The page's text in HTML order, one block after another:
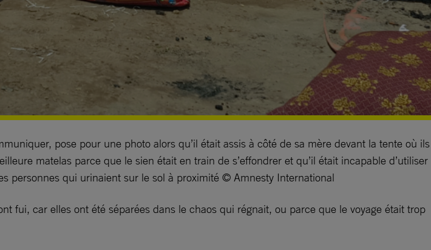
pose pour une photo alors qu’il était assis à côté de sa mère devant la tente où ils
matelas parce que le sien était en train de s’effondrer et qu’il était incapable d’utiliser
personnes qui urinaient sur le sol à proximité © Amnesty International
fui, car elles ont été séparées dans le chaos qui régnait, ou parce que le voyage était trop